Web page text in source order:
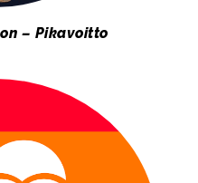
– Pikavoitto